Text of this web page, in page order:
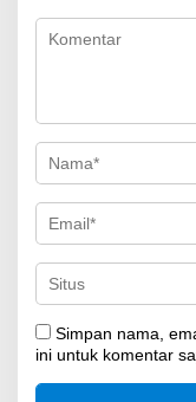
Simpan nama,
ini untuk komentar